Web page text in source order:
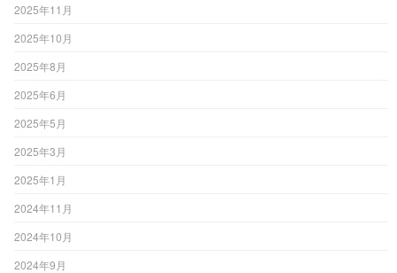
2025年11月
2025年10月
2025年8月
2025年6月
2025年5月
2025年3月
2025年1月
2024年11月
2024年10月
2024年9月